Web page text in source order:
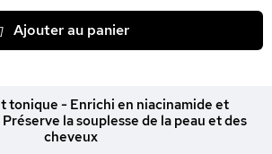
Ajouter au panier
tonique - Enrichi en niacinamide et
la souplesse de la peau et des
cheveux